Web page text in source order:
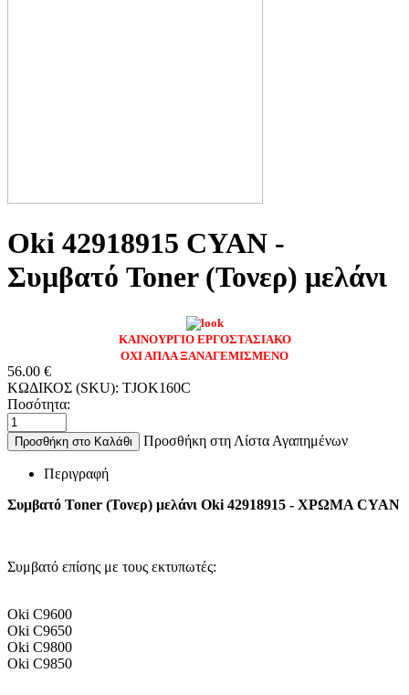
Oki 42918915 CYAN -
Συμβατό Toner (Τονερ) μελάνι
ΚΑΙΝΟΥΡΓΙΟ ΕΡΓΟΣΤΑΣΙΑΚΟ
ΟΧΙ ΑΠΛΑ ΞΑΝΑΓΕΜΙΣΜΕΝΟ
56.00 €
ΚΩΔΙΚΟΣ (SKU): TJOK160C
Ποσότητα:
Προσθήκη στο Καλάθι Προσθήκη στη Λίστα Αγαπημένων
Περιγραφή
Συμβατό Toner (Τονερ) μελάνι Oki 42918915 - ΧΡΩΜΑ CYAN
Συμβατό επίσης με τους εκτυπωτές:
Oki C9600
Oki C9650
Oki C9800
Oki C9850